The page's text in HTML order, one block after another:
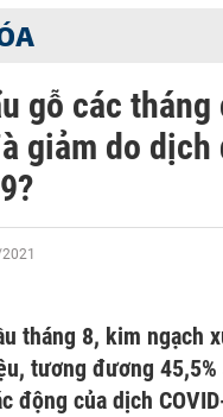
gỗ các tháng
giảm do dịch
tháng 8, kim ngạch
tương đương
động của dịch